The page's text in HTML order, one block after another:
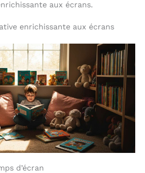
aux écrans.
enrichissante aux écrans
d’écran